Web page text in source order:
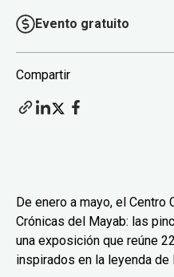
Evento gratuito
Compartir
De enero a mayo, el Centro
Crónicas del Mayab: las
una exposición que reúne
inspirados en la leyenda de